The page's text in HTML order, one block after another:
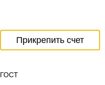
Прикрепить счет
ГОСТ